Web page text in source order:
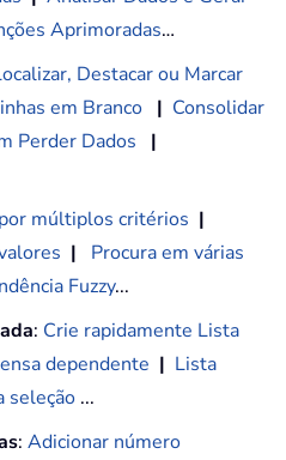
Aprimoradas…
Destacar ou Marcar
em Branco | Consolidar
Perder Dados
|
múltiplos critérios |
|
Procura em várias
Fuzzy...
: Crie rapidamente Lista
dependente | Lista
seleção ...
: Adicionar número